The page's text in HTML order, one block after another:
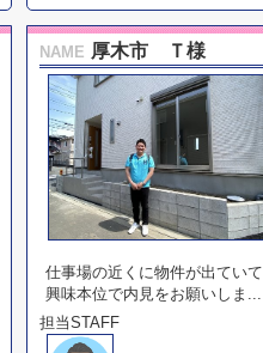
NAME 厚木市 Ｔ様
仕事場の近くに物件が出ていて
興味本位で内見をお願いしま...
担当STAFF